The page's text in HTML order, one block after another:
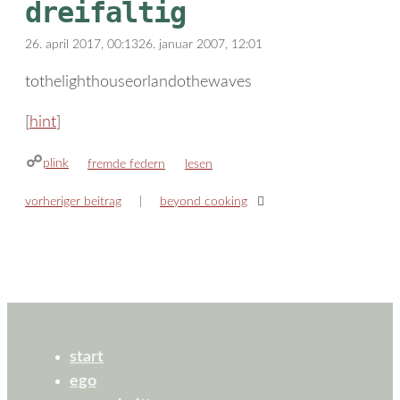
dreifaltig
26. april 2017, 00:1326. januar 2007, 12:01
tothelighthouseorlandothewaves
hint
plink kategorien
fremde federn schlagwörter
lesen
vorheriger beitrag beyond cooking
start
ego